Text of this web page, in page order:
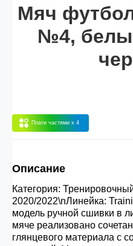
заказа, общая
сумма
Опт 4(30%) -сумма
30.000
Опт 3(33%)
Опт 2(36%)- сумма
автоматически
Мяч
№4,
Плати частями x 4
Описание
Категория:
2020/2022\nЛинейка:
модель ручной сшивки в
мяче реализовано
глянцевого материала с